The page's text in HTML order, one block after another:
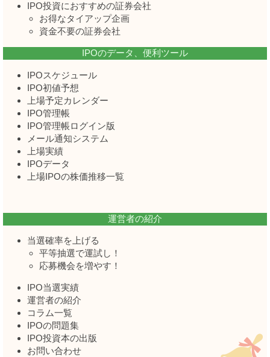
IPO投資におすすめの証券会社
お得なタイアップ企画
資金不要の証券会社
IPOのデータ、便利ツール
IPOスケジュール
IPO初値予想
上場予定カレンダー
IPO管理帳
IPO管理帳ログイン版
メール通知システム
上場実績
IPOデータ
上場IPOの株価推移一覧
運営者の紹介
当選確率を上げる
平等抽選で運試し！
応募機会を増やす！
IPO当選実績
運営者の紹介
コラム一覧
IPOの問題集
IPO投資本の出版
お問い合わせ